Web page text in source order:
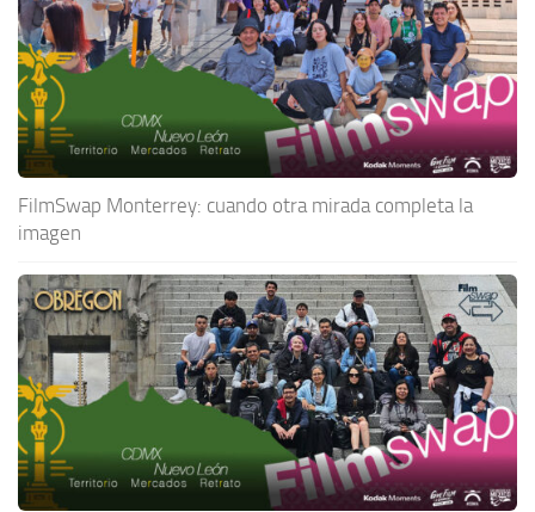
FilmSwap Monterrey: cuando otra mirada completa la
imagen